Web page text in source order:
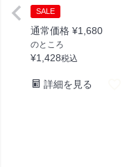
SALE
通常価格 ¥1,680
のところ
¥1,428税込
詳細を見る